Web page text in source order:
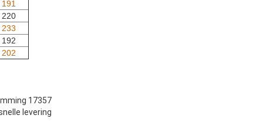
191
220
233
192
202
17357
levering